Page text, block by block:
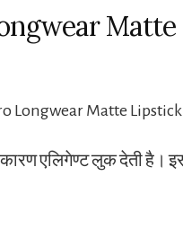
एलिगेण्ट लुक देती है।